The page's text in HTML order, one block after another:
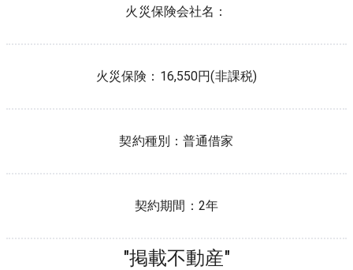
火災保険会社名：
火災保険： 16,550円(非課税)
契約種別：普通借家
契約期間： 2年
"掲載不動産"